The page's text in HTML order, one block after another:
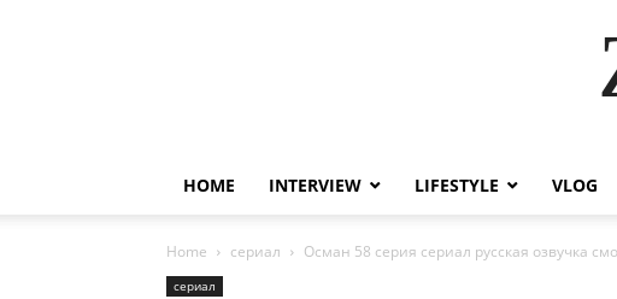
HOME INTERVIEW LIFESTYLE VLOG
Home сериал Осман 58 серия сериал русская озвучка
сериал